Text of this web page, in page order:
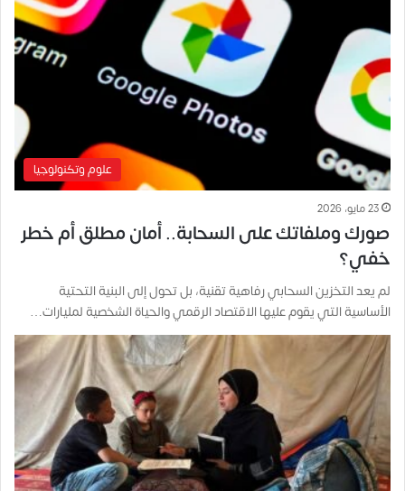
علوم وتكنولوجيا
23 مايو، 2026
صورك وملفاتك على السحابة.. أمان مطلق أم خطر
خفي؟
لم يعد التخزين السحابي رفاهية تقنية، بل تحول إلى البنية التحتية
الأساسية التي يقوم عليها الاقتصاد الرقمي والحياة الشخصية لمليارات…